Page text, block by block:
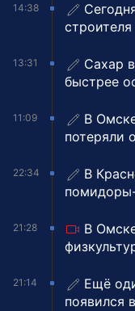
14:38
строителя
13:31
Сахар
быстрее
11:09
В
потеряли
22:34
В
21:28
В
21:14
Ещё
появился